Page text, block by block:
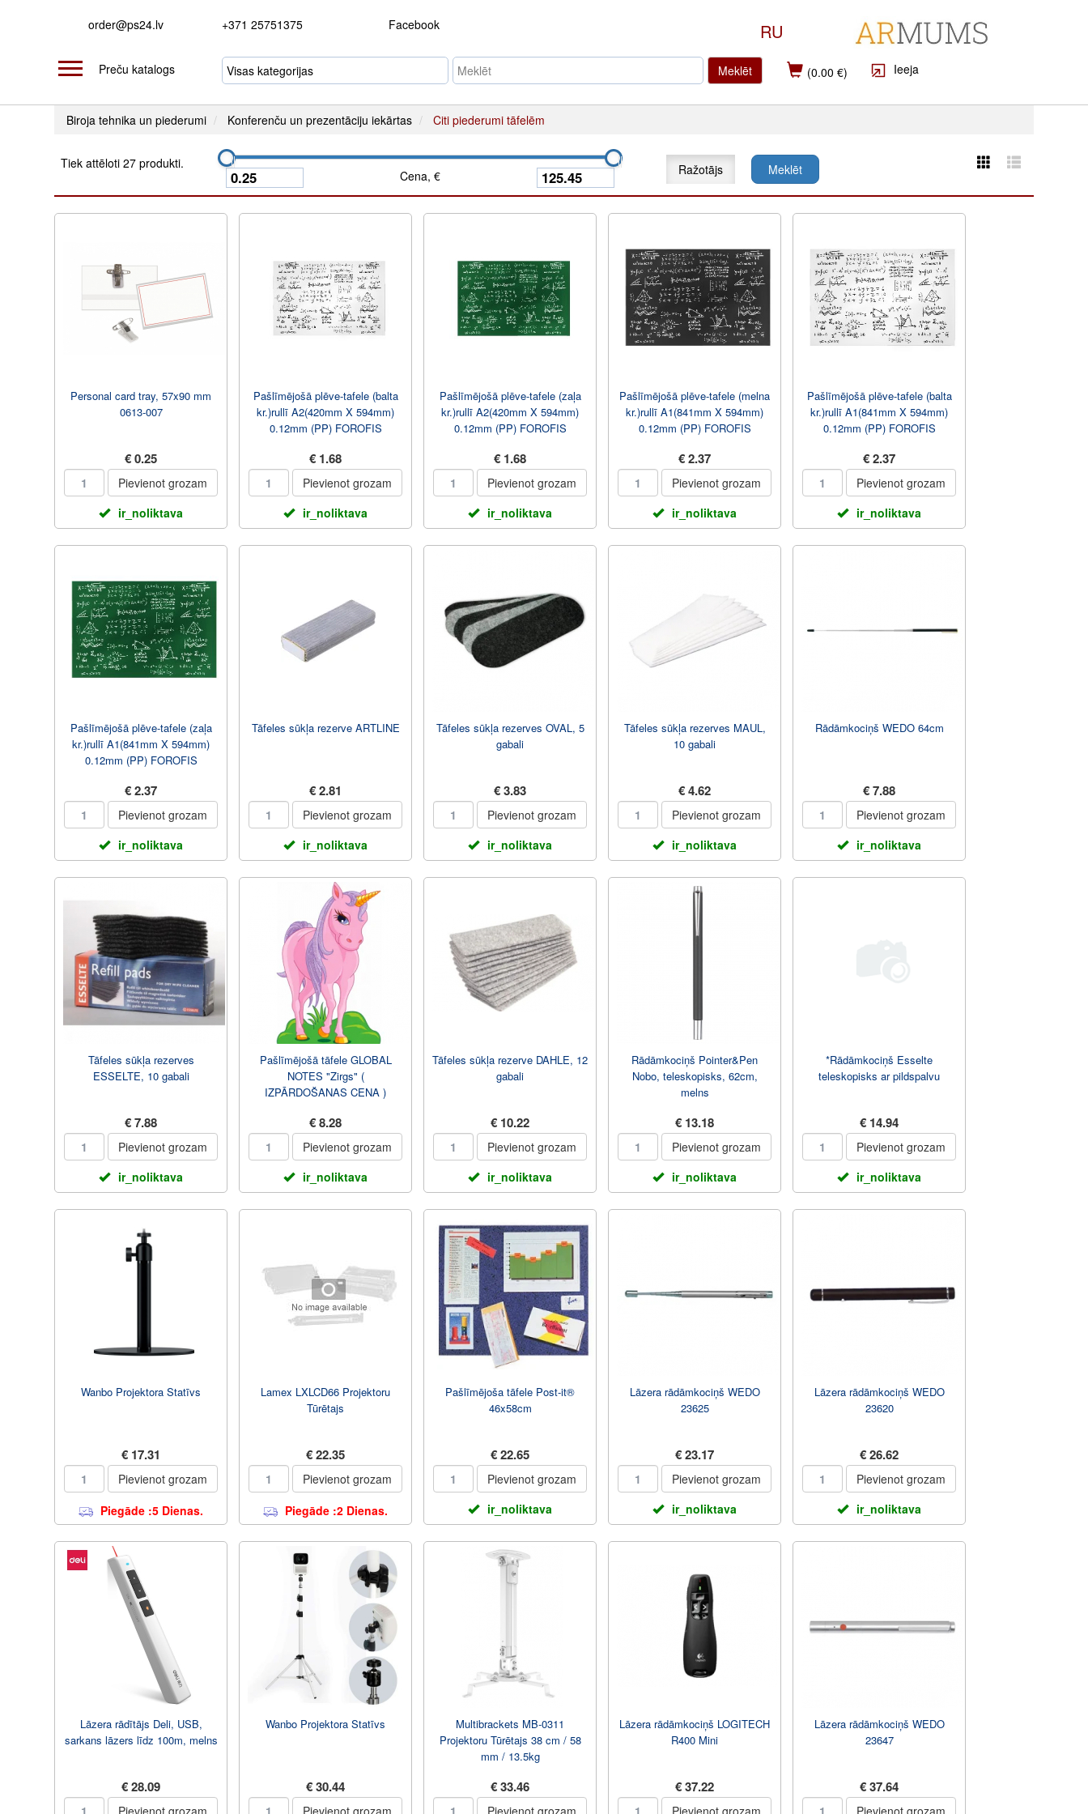
order@ps24.lv +371 25751375 Facebook RU
Preču katalogs Meklēt (0.00 €) Ieeja
Biroja tehnika un piederumi Konferenču un prezentāciju iekārtas Citi piederumi tāfelēm
Tiek attēloti 27 produkti.
Cena, €
Ražotājs Meklēt
Personal card tray, 57x90 mm
0613-007
€ 0.25
Pievienot grozam
ir_noliktava
Pašlīmējošā plēve-tafele (balta
kr.)rullī A2(420mm X 594mm)
0.12mm (PP) FOROFIS
€ 1.68
Pievienot grozam
ir_noliktava
Pašlīmējošā plēve-tafele (zaļa
kr.)rullī A2(420mm X 594mm)
0.12mm (PP) FOROFIS
€ 1.68
Pievienot grozam
ir_noliktava
Pašlīmējošā plēve-tafele (melna
kr.)rullī A1(841mm X 594mm)
0.12mm (PP) FOROFIS
€ 2.37
Pievienot grozam
ir_noliktava
Pašlīmējošā plēve-tafele (balta
kr.)rullī A1(841mm X 594mm)
0.12mm (PP) FOROFIS
€ 2.37
Pievienot grozam
ir_noliktava
Pašlīmējošā plēve-tafele (zaļa
kr.)rullī A1(841mm X 594mm)
0.12mm (PP) FOROFIS
€ 2.37
Pievienot grozam
ir_noliktava
Tāfeles sūkļa rezerve ARTLINE
€ 2.81
Pievienot grozam
ir_noliktava
Tāfeles sūkļa rezerves OVAL, 5
gabali
€ 3.83
Pievienot grozam
ir_noliktava
Tāfeles sūkļa rezerves MAUL,
10 gabali
€ 4.62
Pievienot grozam
ir_noliktava
Rādāmkociņš WEDO 64cm
€ 7.88
Pievienot grozam
ir_noliktava
Tāfeles sūkļa rezerves
ESSELTE, 10 gabali
€ 7.88
Pievienot grozam
ir_noliktava
Pašlīmējošā tāfele GLOBAL
NOTES "Zirgs" (
IZPĀRDOŠANAS CENA )
€ 8.28
Pievienot grozam
ir_noliktava
Tāfeles sūkļa rezerve DAHLE, 12
gabali
€ 10.22
Pievienot grozam
ir_noliktava
Rādāmkociņš Pointer&Pen
Nobo, teleskopisks, 62cm,
melns
€ 13.18
Pievienot grozam
ir_noliktava
*Rādāmkociņš Esselte
teleskopisks ar pildspalvu
€ 14.94
Pievienot grozam
ir_noliktava
Wanbo Projektora Statīvs
€ 17.31
Pievienot grozam
Piegāde :5 Dienas.
Lamex LXLCD66 Projektoru
Tūrētajs
€ 22.35
Pievienot grozam
Piegāde :2 Dienas.
Pašlīmējoša tāfele Post-it®
46x58cm
€ 22.65
Pievienot grozam
ir_noliktava
Lāzera rādāmkociņš WEDO
23625
€ 23.17
Pievienot grozam
ir_noliktava
Lāzera rādāmkociņš WEDO
23620
€ 26.62
Pievienot grozam
ir_noliktava
Lāzera rādītājs Deli, USB,
sarkans lāzers līdz 100m, melns
€ 28.09
Pievienot grozam
Wanbo Projektora Statīvs
€ 30.44
Pievienot grozam
Multibrackets MB-0311
Projektoru Tūrētajs 38 cm / 58
mm / 13.5kg
€ 33.46
Pievienot grozam
Lāzera rādāmkociņš LOGITECH
R400 Mini
€ 37.22
Pievienot grozam
Lāzera rādāmkociņš WEDO
23647
€ 37.64
Pievienot grozam